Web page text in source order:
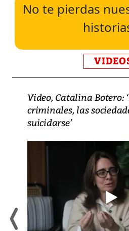
No te pierdas
Video, Catalina Botero:
criminales, las
suicidarse’